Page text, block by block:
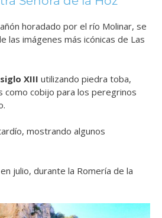
horadado por el río Molinar, se
las imágenes más icónicas de Las
XIII utilizando piedra toba,
como cobijo para los peregrinos
mostrando algunos
julio, durante la Romería de la